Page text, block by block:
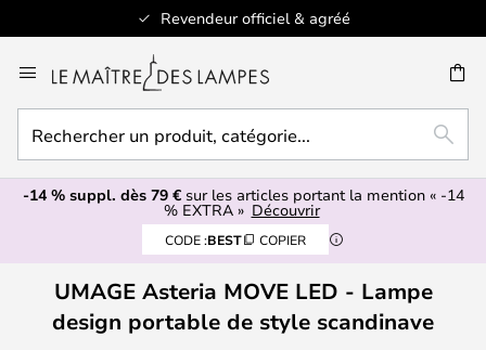
Revendeur officiel & agréé
au
contenu
un
produit,
catégorie...
-14 % suppl. dès 79 €sur les articles portant la mention « -14
% EXTRA » Découvrir
CODE :BEST COPIER
UMAGE Asteria MOVE LED - Lampe
design portable de style scandinave